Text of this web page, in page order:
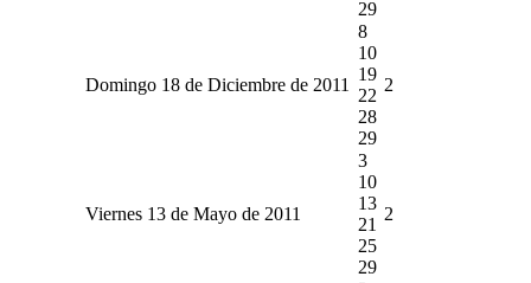
29
Domingo 18 de Diciembre de 2011
8
10
19
22
28
29
2
Viernes 13 de Mayo de 2011
3
10
13
21
25
29
2